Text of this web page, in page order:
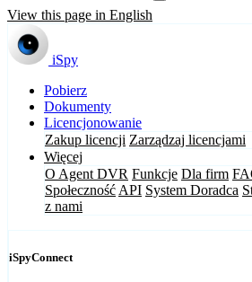
View this page in English
iSpy
Pobierz
Dokumenty
Licencjonowanie
Zakup licencji Zarządzaj licencjami
Więcej
O Agent DVR Funkcje Dla firm
Społeczność API System Doradca
z nami
iSpyConnect